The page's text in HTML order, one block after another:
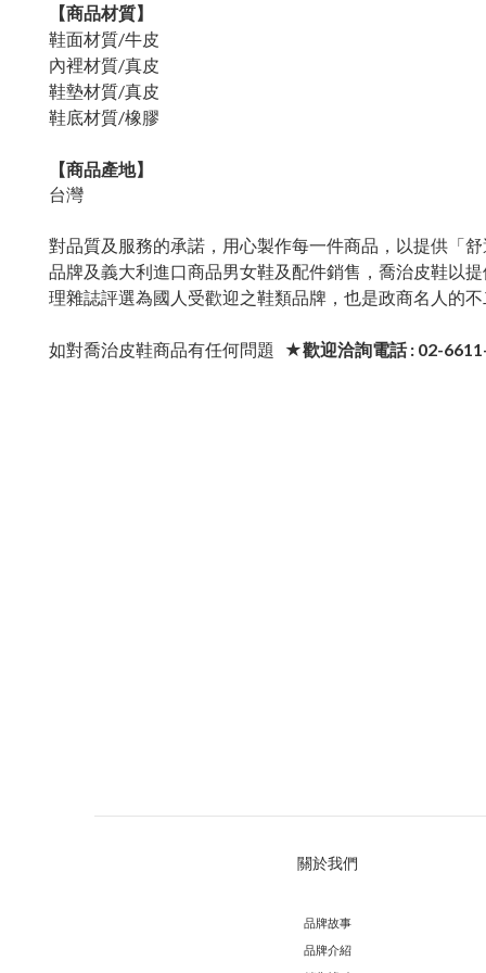
【商品材質】
鞋面材質/牛皮
內裡材質/真皮
鞋墊材質/真皮
鞋底材質/橡膠
【商品產地】
台灣
對品質及服務的承諾，用心製作每一件商品，以提供「
品牌及義大利進口商品男女鞋及配件銷售，喬治皮鞋以
理雜誌評選為國人受歡迎之鞋類品牌，也是政商名人的
如對喬治皮鞋商品有任何問題 ★歡迎洽詢電話 : 02-
關於我們
品牌故事
品牌介紹